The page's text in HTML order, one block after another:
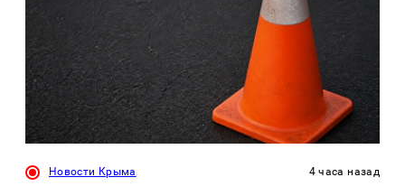
Новости Крыма 4 часа назад